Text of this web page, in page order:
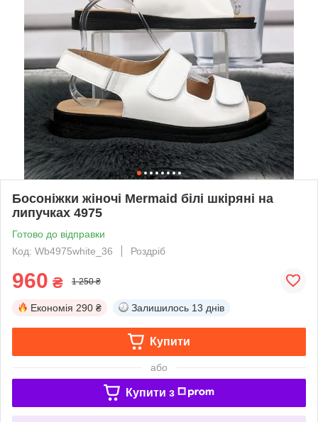
Босоніжки жіночі Mermaid білі шкіряні на
липучках 4975
Готово до відправки
Код: Wb4975white_36
Роздріб
960 ₴ 1 250 ₴
Економія 290 ₴ Залишилось 13 днів
Купити
або
Купити з